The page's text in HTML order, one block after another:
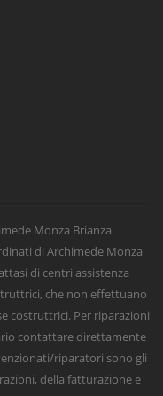
Monza Brianza
di Archimede Monza
di centri assistenza
che non effettuano
costruttrici. Per riparazioni
contattare direttamente
riparatori sono gli
della fatturazione e